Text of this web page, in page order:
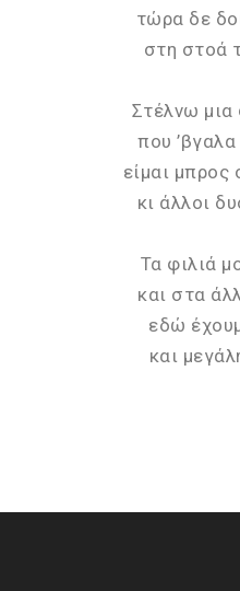
τώρα δε
στη στοά
Στέλνω
που
είμαι μπρος
κι άλλοι
Τα φιλιά
και στα
εδώ
και